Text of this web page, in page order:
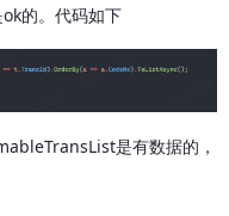
的。代码如下
是有数据的，